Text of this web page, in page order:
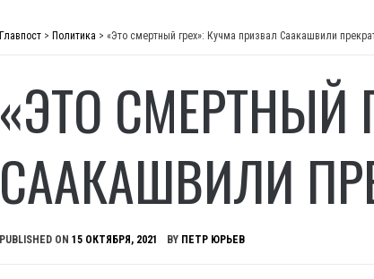
Главпост > Политика > «Это смертный грех»: Кучма призвал Саакашвили
«ЭТО СМЕРТНЫЙ
СААКАШВИЛИ
PUBLISHED ON 15 ОКТЯБРЯ, 2021 BY ПЕТР ЮРЬЕВ